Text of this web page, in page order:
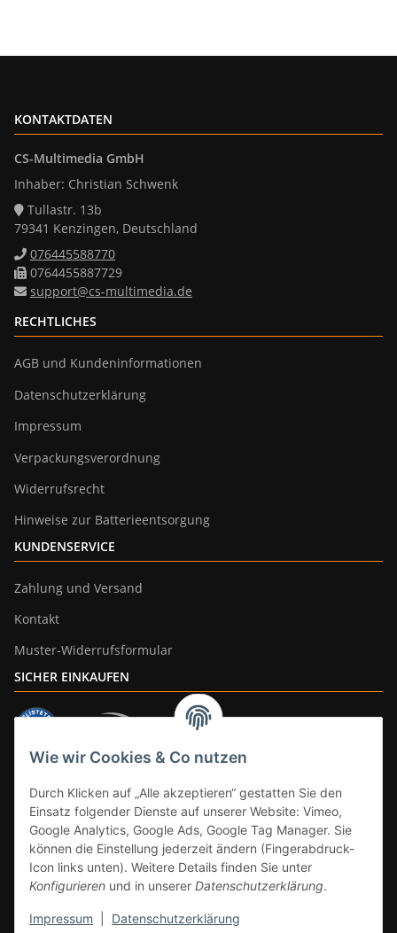
Wie wir Cookies & Co nutzen
Durch Klicken auf „Alle akzeptieren“ gestatten Sie den
Einsatz folgender Dienste auf unserer Website: Vimeo,
Google Analytics, Google Ads, Google Tag Manager. Sie
können die Einstellung jederzeit ändern (Fingerabdruck-
Icon links unten). Weitere Details finden Sie unter
Konfigurieren und in unserer Datenschutzerklärung.
Impressum Datenschutzerklärung
KONTAKTDATEN
CS-Multimedia GmbH
Inhaber: Christian Schwenk
Tullastr. 13b
79341 Kenzingen, Deutschland
076445588770
0764455887729
support@cs-multimedia.de
RECHTLICHES
AGB und Kundeninformationen
Datenschutzerklärung
Impressum
Verpackungsverordnung
Widerrufsrecht
Hinweise zur Batterieentsorgung
KUNDENSERVICE
Zahlung und Versand
Kontakt
Muster-Widerrufsformular
SICHER EINKAUFEN